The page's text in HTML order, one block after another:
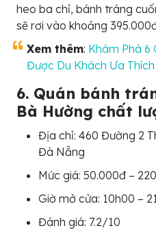
heo ba chỉ, bánh tráng
sẽ rơi vào khoảng
Xem thêm: Khám Phá 6
Được Du Khách Ưa
6. Quán bánh
Bà Hường chất
Địa chỉ: 460 Đường 2
Đà Nẵng
Mức giá: 50.000đ –
Giờ mở cửa: 10h00 –
Đánh giá: 7.2/10